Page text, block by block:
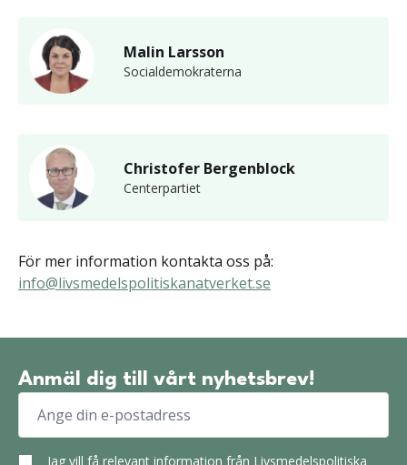
Malin Larsson
Socialdemokraterna
Christofer Bergenblock
Centerpartiet
För mer information kontakta oss på:
info@livsmedelspolitiskanatverket.se
Anmäl dig till vårt nyhetsbrev!
Jag vill få relevant information från Livsmedelspolitiska